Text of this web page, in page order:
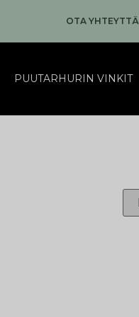
OTA YHTEYTTÄ
PUUTARHURIN VINKIT